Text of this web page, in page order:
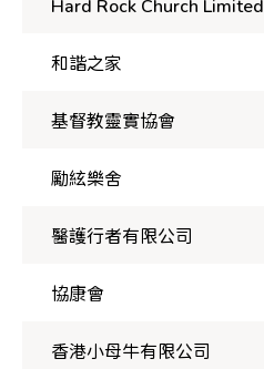
和諧之家
基督教靈實協會
勵絃樂舍
醫護行者有限公司
協康會
香港小母牛有限公司